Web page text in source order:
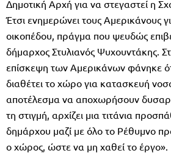
Δημοτική Αρχή για να στεγαστεί η
Έτσι ενημερώνει τους Αμερικάνους
οικοπέδου, πράγμα που ψευδώς
δήμαρχος Στυλιανός Ψυχουντάκης.
επίσκεψη των Αμερικάνων φάνηκε
διαθέτει το χώρο για κατασκευή
αποτέλεσμα να αποχωρήσουν
τη στιγμή, αρχίζει μια τιτάνια
δημάρχου μαζί με όλο το Ρέθυμνο
ο χώρος, ώστε να μη χαθεί το έργο».